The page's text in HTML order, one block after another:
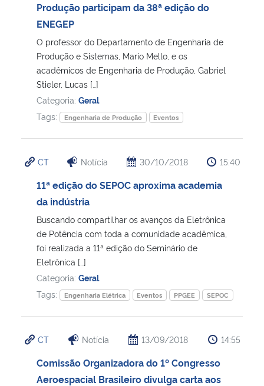
Banco Central do Brasil
Produção participam da 38ª edição do
ENEGEP
O professor do Departamento de Engenharia de
Produção e Sistemas, Mario Mello, e os
acadêmicos de Engenharia de Produção, Gabriel
Stieler, Lucas […]
Categoria: Geral
Tags:
Engenharia de Produção Eventos
CT Notícia 30/10/2018 15:40
11ª edição do SEPOC aproxima academia
da indústria
Buscando compartilhar os avanços da Eletrônica
de Potência com toda a comunidade acadêmica,
foi realizada a 11ª edição do Seminário de
Eletrônica […]
Categoria: Geral
Tags:
Engenharia Elétrica Eventos PPGEE SEPOC
CT Notícia 13/09/2018 14:55
Comissão Organizadora do 1º Congresso
Aeroespacial Brasileiro divulga carta aos